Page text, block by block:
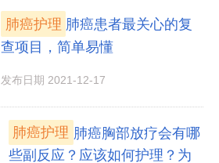
肺癌护理 肺癌患者最关心的复
查项目，简单易懂
发布日期 2021-12-17
肺癌护理 肺癌胸部放疗会有哪
些副反应？应该如何护理？为